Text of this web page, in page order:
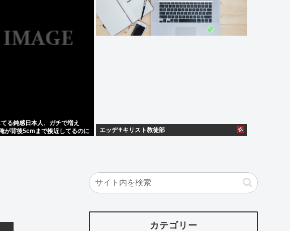
る鈍感日本人、ガチで増え
が背後5cmまで接近してるのに
エッヂ✝️キリスト教徒部
カテゴリー